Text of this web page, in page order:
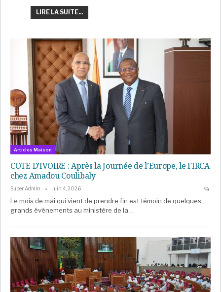
LIRE LA SUITE...
Articles Maison
COTE D’IVOIRE : Après la Journée de l’Europe, le FIRCA
chez Amadou Coulibaly
Super Admin Juin 4, 2026
Le mois de mai qui vient de prendre fin est témoin de quelques
grands événements au ministère de la…